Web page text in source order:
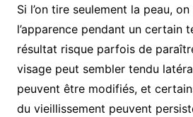
Si l’on tire seulement la peau,
l’apparence pendant un certain
résultat risque parfois de
visage peut sembler tendu
peuvent être modifiés, et
du vieillissement peuvent